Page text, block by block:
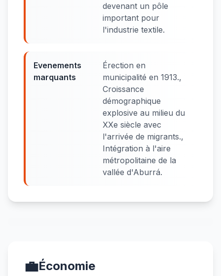
devenant un pôle
important pour
l'industrie textile.
Evenements
marquants
Érection en
municipalité en 1913.,
Croissance
démographique
explosive au milieu du
XXe siècle avec
l'arrivée de migrants.,
Intégration à l'aire
métropolitaine de la
vallée d'Aburrá.
💼Économie